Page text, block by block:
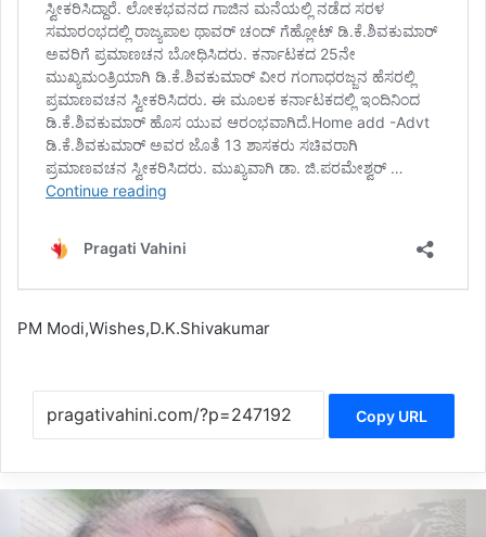
PM Modi,Wishes,D.K.Shivakumar
Copy URL